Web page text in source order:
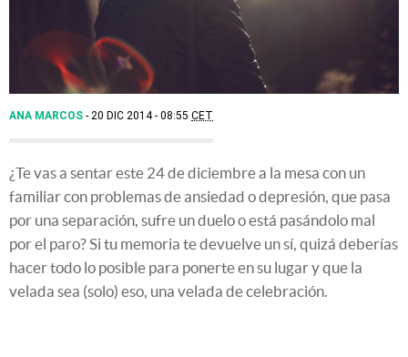
ANA MARCOS 20 DIC 2014 - 08:55 CET
¿Te vas a sentar este 24 de diciembre a la mesa con un
familiar con problemas de ansiedad o depresión, que pasa
por una separación, sufre un duelo o está pasándolo mal
por el paro? Si tu memoria te devuelve un sí, quizá deberías
hacer todo lo posible para ponerte en su lugar y que la
velada sea (solo) eso, una velada de celebración.